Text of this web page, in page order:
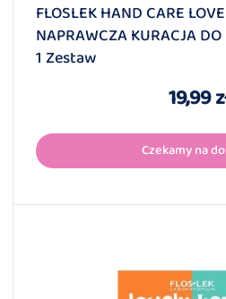
FLOSLEK HAND CARE
NAPRAWCZA KURACJA
1 Zestaw
19,99
Czekamy na